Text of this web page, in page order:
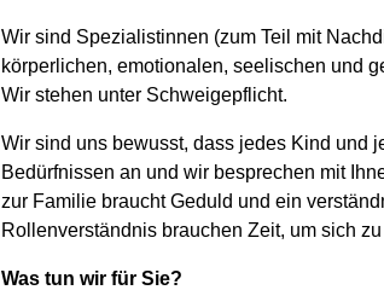
Wir sind Spezialistinnen (zum Teil mit
körperlichen, emotionalen, seelischen und
Wir stehen unter Schweigepflicht.
Wir sind uns bewusst, dass jedes Kind und
Bedürfnissen an und wir besprechen mit
zur Familie braucht Geduld und ein
Rollenverständnis brauchen Zeit, um sich
Was tun wir für Sie?